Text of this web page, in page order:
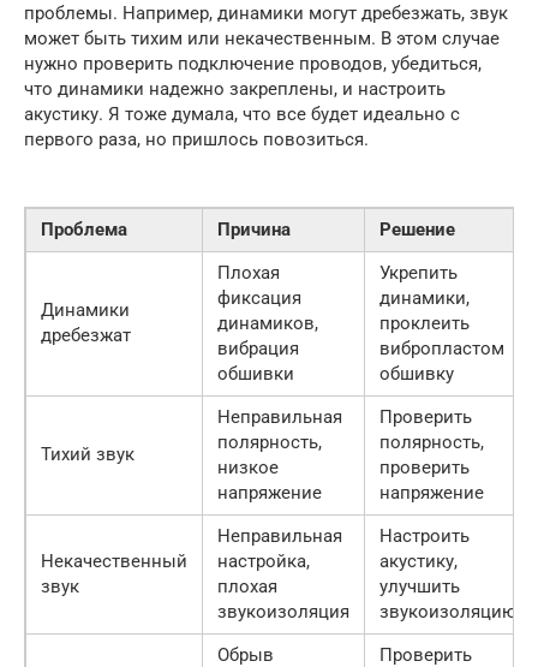
проблемы. Например, динамики могут дребезжать, звук
может быть тихим или некачественным. В этом случае
нужно проверить подключение проводов, убедиться,
что динамики надежно закреплены, и настроить
акустику. Я тоже думала, что все будет идеально с
первого раза, но пришлось повозиться.
Проблема Причина Решение
Динамики
дребезжат
Плохая
фиксация
динамиков,
вибрация
обшивки
Укрепить
динамики,
проклеить
вибропластом
обшивку
Тихий звук
Неправильная
полярность,
низкое
напряжение
Проверить
полярность,
проверить
напряжение
Некачественный
звук
Неправильная
настройка,
плохая
звукоизоляция
Настроить
акустику,
улучшить
звукоизоляцию
Обрыв
Проверить